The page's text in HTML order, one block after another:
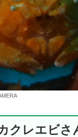
クレエビさ